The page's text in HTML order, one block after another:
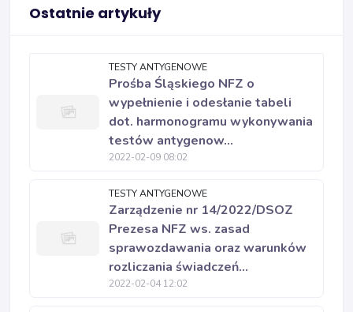
Ostatnie artykuły
TESTY ANTYGENOWE
Prośba Śląskiego NFZ o
wypełnienie i odesłanie tabeli
dot. harmonogramu wykonywania
testów antygenow...
2022-02-09 08:02
TESTY ANTYGENOWE
Zarządzenie nr 14/2022/DSOZ
Prezesa NFZ ws. zasad
sprawozdawania oraz warunków
rozliczania świadczeń...
2022-02-04 12:02